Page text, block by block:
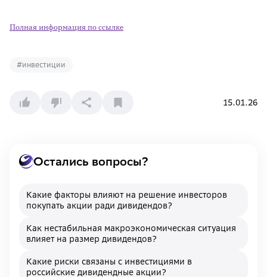
Полная информация по ссылке
#инвестиции
15.01.26
Остались вопросы?
Какие факторы влияют на решение инвесторов
покупать акции ради дивидендов?
Как нестабильная макроэкономическая ситуация
влияет на размер дивидендов?
Какие риски связаны с инвестициями в
российские дивидендные акции?